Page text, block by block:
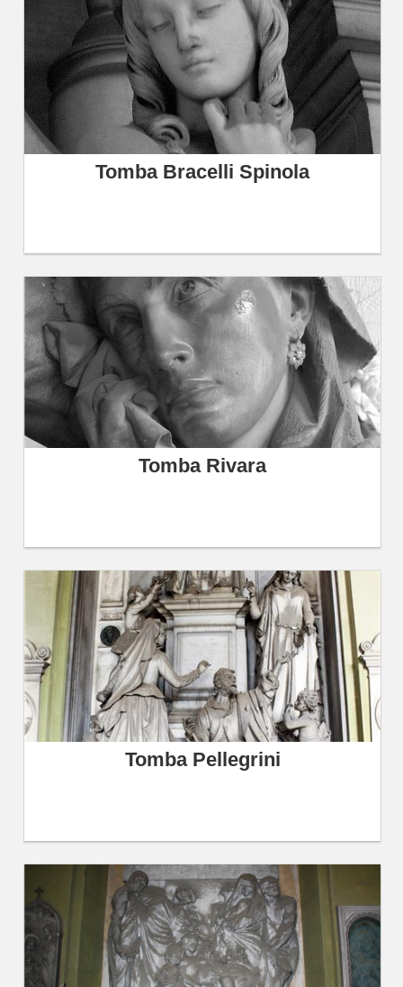
Tomba Bracelli Spinola
Tomba Rivara
Tomba Pellegrini